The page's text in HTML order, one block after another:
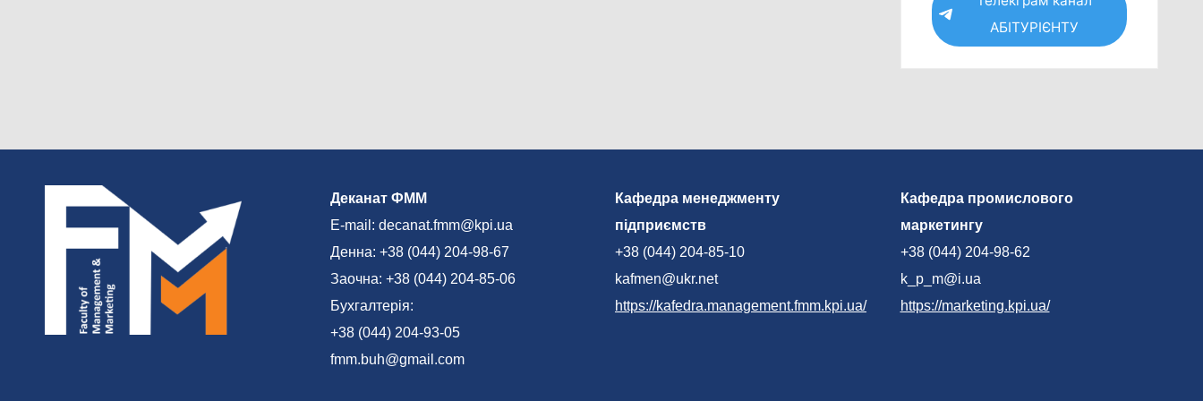
АБІТУРІЄНТУ
Деканат ФММ
E-mail: decanat.fmm@kpi.ua
Денна: +38 (044) 204-98-67
Заочна: +38 (044) 204-85-06
Бухгалтерія:
+38 (044) 204-93-05
fmm.buh@gmail.com
Кафедра менеджменту
підприємств
+38 (044) 204-85-10
kafmen@ukr.net
https://kafedra.management.fmm.kpi.ua/
Кафедра промислового
маркетингу
+38 (044) 204-98-62
k_p_m@i.ua
https://marketing.kpi.ua/